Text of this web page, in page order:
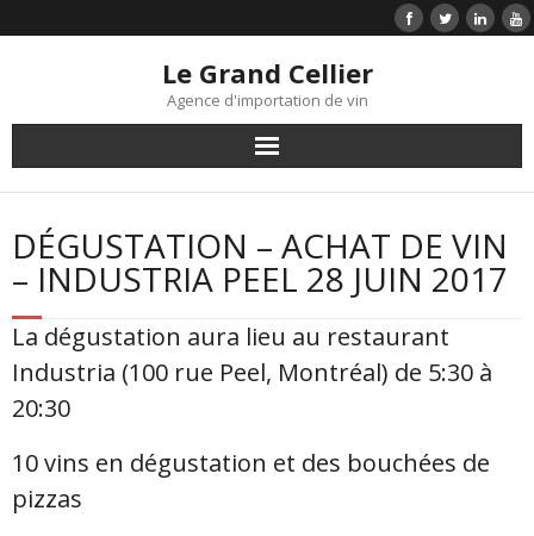
Le Grand Cellier
Agence d'importation de vin
Accueil
Liste de prix
Infolettre
Contact
DÉGUSTATION – ACHAT DE VIN
– INDUSTRIA PEEL 28 JUIN 2017
La dégustation aura lieu au restaurant
Industria (100 rue Peel, Montréal) de 5:30 à
20:30
10 vins en dégustation et des bouchées de
pizzas